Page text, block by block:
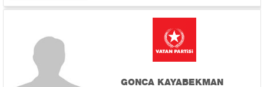
GONCA KAYABEKMAN